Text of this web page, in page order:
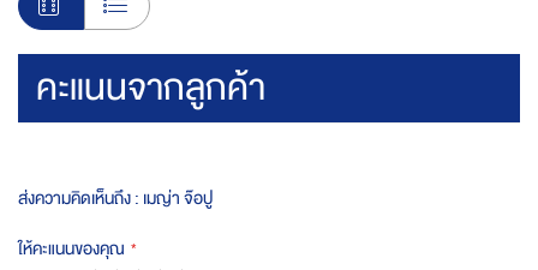
คะแนนจากลูกค้า
ส่งความคิดเห็นถึง : เมญ่า จ๊อปู
ให้คะแนนของคุณ